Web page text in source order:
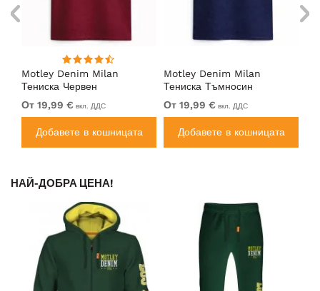
Motley Denim Milan
Тениска Червен
От 19,99 € вкл. ДДС
Добавете в кошницата
Motley Denim Milan
Тениска Тъмносин
От 19,99 € вкл. ДДС
Добавете в кошницата
НАЙ-ДОБРА ЦЕНА!